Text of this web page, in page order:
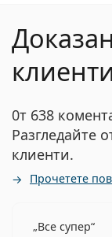
клиенти
0т 638
Разгледайте
клиенти.
Прочетете
Все супер